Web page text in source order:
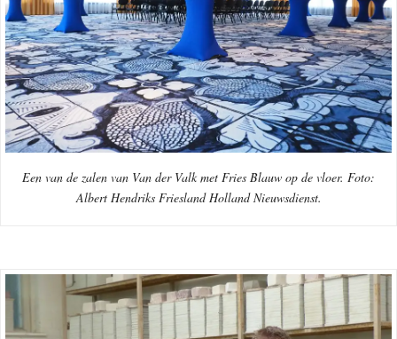
Een van de zalen van Van der Valk met Fries Blauw op de vloer. Foto:
Albert Hendriks Friesland Holland Nieuwsdienst.